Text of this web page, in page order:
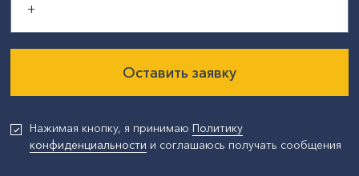
Оставить заявку
Нажимая кнопку, я принимаю Политику
конфиденциальности и соглашаюсь получать сообщения